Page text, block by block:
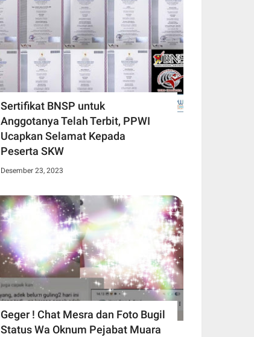
Sertifikat BNSP untuk
Anggotanya Telah Terbit, PPWI
Ucapkan Selamat Kepada
Peserta SKW
Desember 23, 2023
Geger ! Chat Mesra dan Foto Bugil
Status Wa Oknum Pejabat Muara